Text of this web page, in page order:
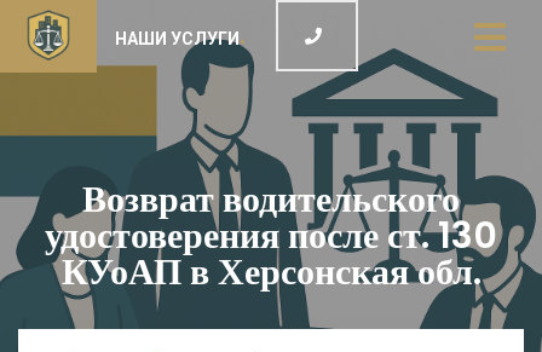
НАШИ УСЛУГИ
Возврат водительского
удостоверения после ст. 130
КУоАП в Херсонская обл.